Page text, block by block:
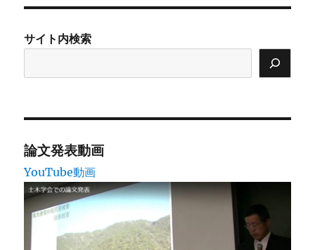
サイト内検索
論文発表動画
YouTube動画